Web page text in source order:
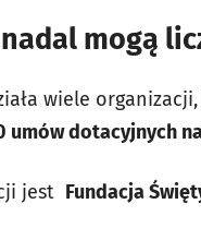
mogą
wiele
umów dotacyjnych
jest Fundacja